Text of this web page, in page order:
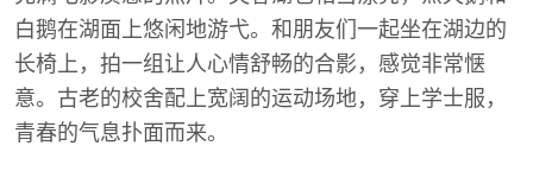
白鹅在湖面上悠闲地游弋。和朋友们一起坐在湖边的
长椅上，拍一组让人心情舒畅的合影，感觉非常惬
意。古老的校舍配上宽阔的运动场地，穿上学士服，
青春的气息扑面而来。